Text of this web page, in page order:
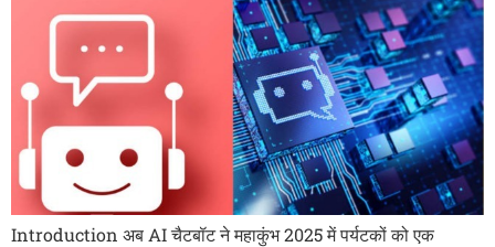
Introduction अब AI चैटबॉट ने महाकुंभ 2025 में पर्यटकों को एक